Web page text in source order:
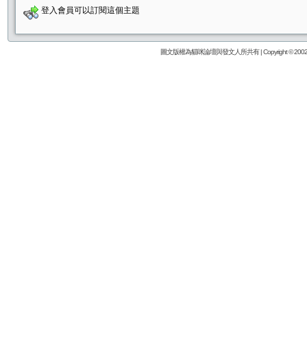
登入會員可以訂閱這個主題
圖文版權為貓咪論壇與發文人所共有 | Copyright ©